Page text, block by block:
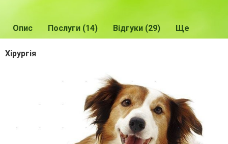
Опис Послуги (14) Відгуки (29) Ще
Хірургія